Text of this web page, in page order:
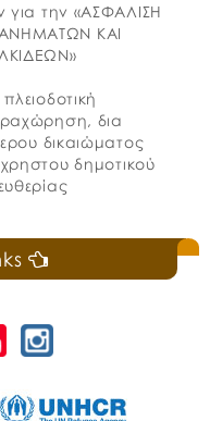
για την «ΑΣΦΑΛΙΣΗ
ΚΑΙ
δια
δικαιώματος
δημοτικού